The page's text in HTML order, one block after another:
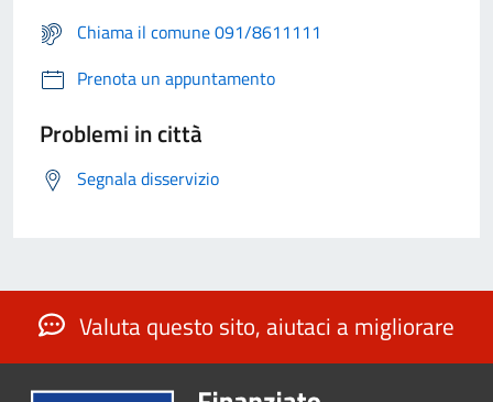
Chiama il comune 091/8611111
Prenota un appuntamento
Problemi in città
Segnala disservizio
Valuta questo sito, aiutaci a migliorare